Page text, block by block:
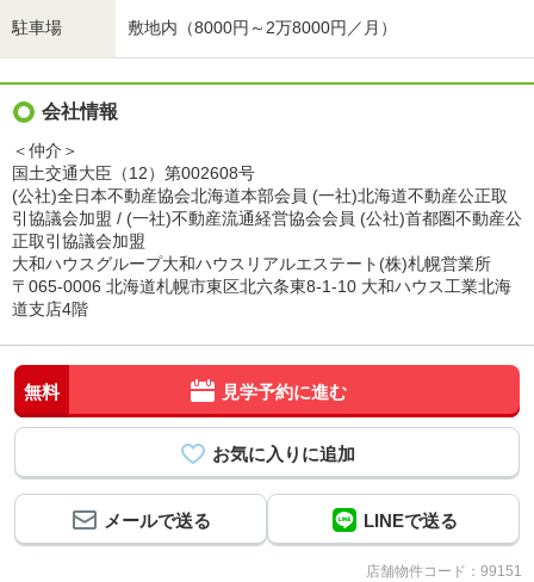
駐車場 敷地内（8000円～2万8000円／月）
会社情報
＜仲介＞
国土交通大臣（12）第002608号
(公社)全日本不動産協会北海道本部会員 (一社)北海道不動産公正取
引協議会加盟 / (一社)不動産流通経営協会会員 (公社)首都圏不動産公
正取引協議会加盟
大和ハウスグループ大和ハウスリアルエステート(株)札幌営業所
〒065-0006 北海道札幌市東区北六条東8-1-10 大和ハウス工業北海
道支店4階
無料 見学予約に進む
メールで送る LINEで送る
店舗物件コード：99151